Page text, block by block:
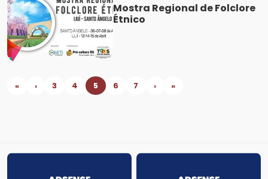
Mostra Regional de Folclore
Étnico
« ‹ 3 4 5 6 7 › »